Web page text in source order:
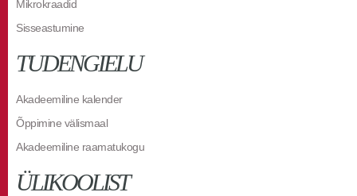
Mikrokraadid
Sisseastumine
TUDENGIELU
Akadeemiline kalender
Õppimine välismaal
Akadeemiline raamatukogu
ÜLIKOOLIST